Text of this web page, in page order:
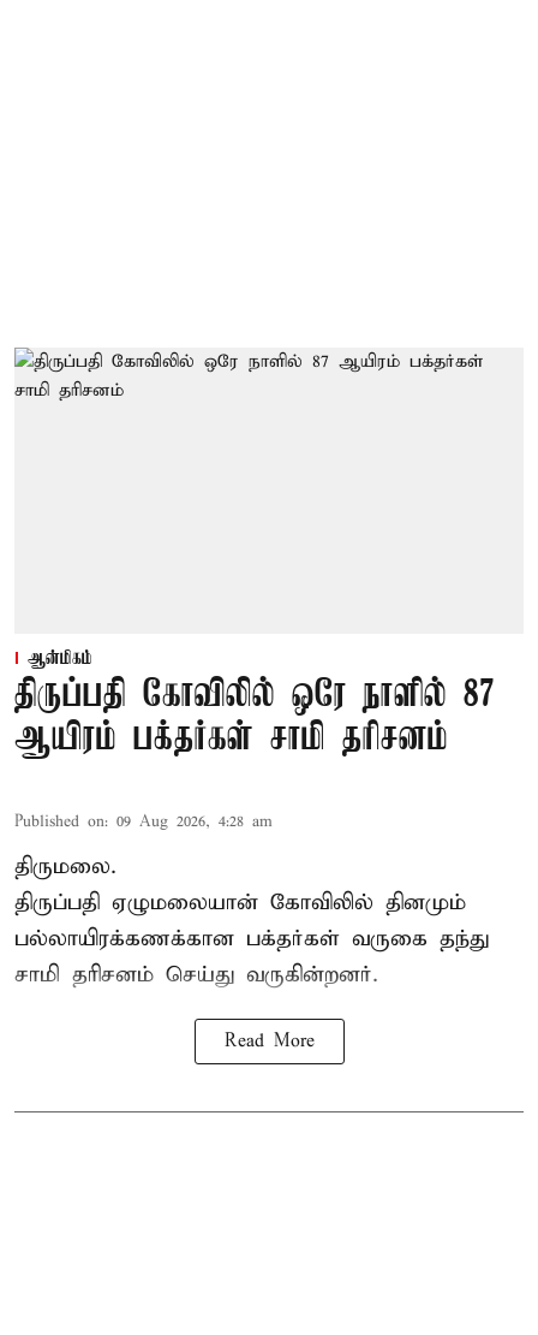
ஆன்மிகம்
திருப்பதி கோவிலில் ஒரே நாளில் 87
ஆயிரம் பக்தர்கள் சாமி தரிசனம்
Published on: 09 Aug 2026, 4:28 am
திருமலை.
திருப்பதி ஏழுமலையான் கோவிலில் தினமும்
பல்லாயிரக்கணக்கான பக்தர்கள் வருகை தந்து
சாமி தரிசனம் செய்து வருகின்றனர்.
Read More